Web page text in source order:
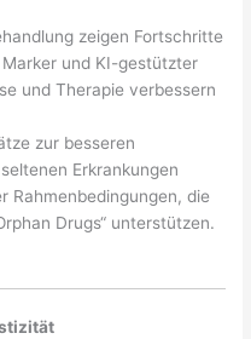
zeigen Fortschritte
und KI-gestützter
und Therapie verbessern
zur besseren
Erkrankungen
die
Drugs“ unterstützen.